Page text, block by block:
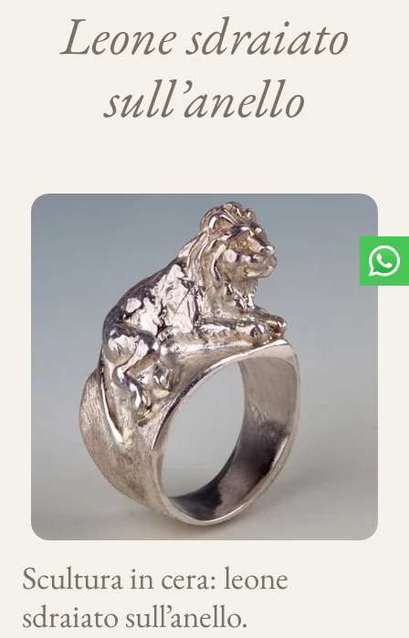
Leone sdraiato
sull’anello
Scultura in cera: leone
sdraiato sull’anello.